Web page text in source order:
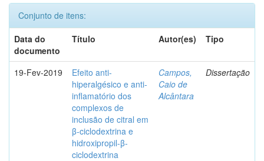
Conjunto de itens:
Data do
documento
Título Autor(es) Tipo
19-Fev-2019
Efeito anti-
hiperalgésico e anti-
inflamatório dos
complexos de
inclusão de citral em
β-ciclodextrina e
hidroxipropil-β-
ciclodextrina
Campos,
Caio de
Alcântara
Dissertação